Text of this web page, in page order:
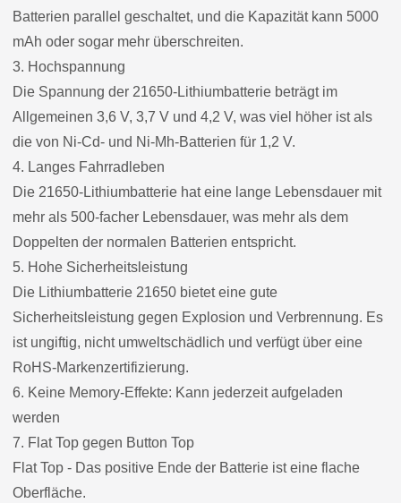
Batterien parallel geschaltet, und die Kapazität kann 5000
mAh oder sogar mehr überschreiten.
3. Hochspannung
Die Spannung der 21650-Lithiumbatterie beträgt im
Allgemeinen 3,6 V, 3,7 V und 4,2 V, was viel höher ist als
die von Ni-Cd- und Ni-Mh-Batterien für 1,2 V.
4. Langes Fahrradleben
Die 21650-Lithiumbatterie hat eine lange Lebensdauer mit
mehr als 500-facher Lebensdauer, was mehr als dem
Doppelten der normalen Batterien entspricht.
5. Hohe Sicherheitsleistung
Die Lithiumbatterie 21650 bietet eine gute
Sicherheitsleistung gegen Explosion und Verbrennung. Es
ist ungiftig, nicht umweltschädlich und verfügt über eine
RoHS-Markenzertifizierung.
6. Keine Memory-Effekte: Kann jederzeit aufgeladen
werden
7. Flat Top gegen Button Top
Flat Top - Das positive Ende der Batterie ist eine flache
Oberfläche.